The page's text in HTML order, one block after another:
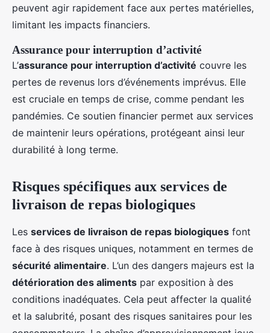
peuvent agir rapidement face aux pertes matérielles,
limitant les impacts financiers.
Assurance pour interruption d’activité
L’assurance pour interruption d’activité couvre les
pertes de revenus lors d’événements imprévus. Elle
est cruciale en temps de crise, comme pendant les
pandémies. Ce soutien financier permet aux services
de maintenir leurs opérations, protégeant ainsi leur
durabilité à long terme.
Risques spécifiques aux services de
livraison de repas biologiques
Les services de livraison de repas biologiques font
face à des risques uniques, notamment en termes de
sécurité alimentaire. L’un des dangers majeurs est la
détérioration des aliments par exposition à des
conditions inadéquates. Cela peut affecter la qualité
et la salubrité, posant des risques sanitaires pour les